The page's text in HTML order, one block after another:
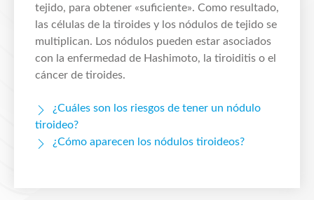
tejido, para obtener «suficiente». Como resultado,
las células de la tiroides y los nódulos de tejido se
multiplican. Los nódulos pueden estar asociados
con la enfermedad de Hashimoto, la tiroiditis o el
cáncer de tiroides.
¿Cuáles son los riesgos de tener un nódulo
tiroideo?
¿Cómo aparecen los nódulos tiroideos?